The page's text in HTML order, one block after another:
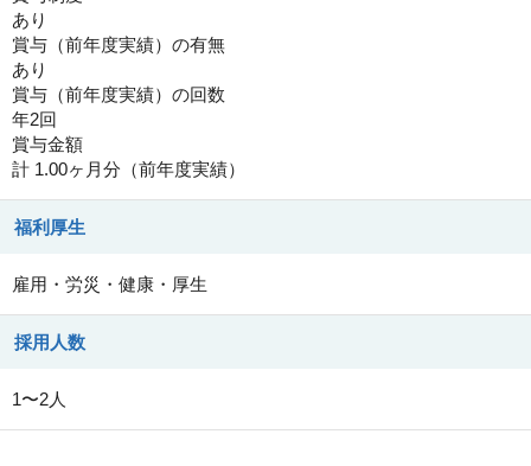
あり
賞与（前年度実績）の有無
あり
賞与（前年度実績）の回数
年2回
賞与金額
計 1.00ヶ月分（前年度実績）
福利厚生
雇用・労災・健康・厚生
採用人数
1〜2人